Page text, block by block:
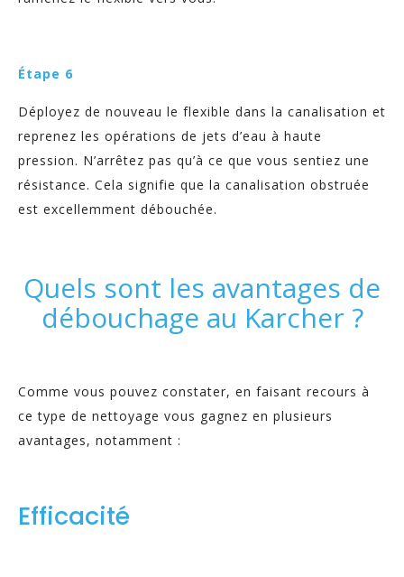
Étape 6
Déployez de nouveau le flexible dans la canalisation et
reprenez les opérations de jets d’eau à haute
pression. N’arrêtez pas qu’à ce que vous sentiez une
résistance. Cela signifie que la canalisation obstruée
est excellemment débouchée.
Quels sont les avantages de
débouchage au Karcher ?
Comme vous pouvez constater, en faisant recours à
ce type de nettoyage vous gagnez en plusieurs
avantages, notamment :
Efficacité